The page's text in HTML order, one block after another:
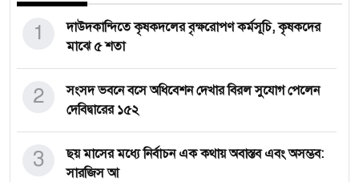
দাউদকান্দিতে কৃষকদলের বৃক্ষরোপণ কর্মসূচি, কৃষকদের
মাঝে ৫ শতা
1
সংসদ ভবনে বসে অধিবেশন দেখার বিরল সুযোগ পেলেন
দেবিদ্বারের ১৫২
2
ছয় মাসের মধ্যে নির্বাচন এক কথায় অবাস্তব এবং অসম্ভব:
সারজিস আ
3